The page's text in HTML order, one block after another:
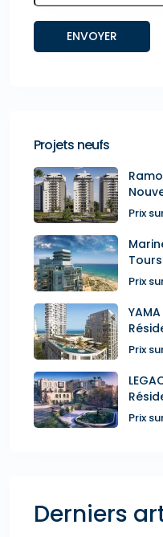
Projets neufs
Prix
Prix
Prix
Prix
Derniers